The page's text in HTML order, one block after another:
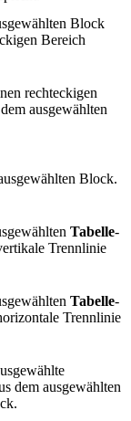
Block
Bereich
rechteckigen
ausgewählten
Block.
Tabelle-
Trennlinie
Tabelle-
Trennlinie
dem ausgewählten